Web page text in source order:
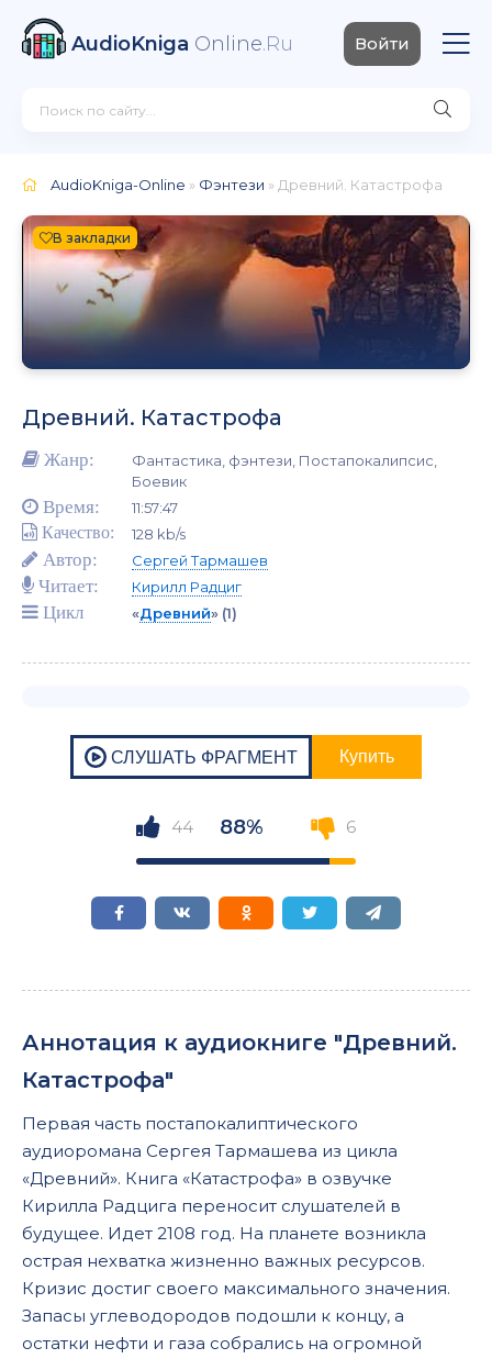
AudioKniga Online.Ru Войти
AudioKniga-Online » Фэнтези » Древний. Катастрофа
В закладки
Древний. Катастрофа
Жанр:
Фантастика, фэнтези, Постапокалипсис,
Боевик
Время: 11:57:47
Качество: 128 kb/s
Автор: Сергей Тармашев
Читает: Кирилл Радциг
Цикл «Древний» (1)
44 88% 6
Аннотация к аудиокниге "Древний.
Катастрофа"
Первая часть постапокалиптического
аудиоромана Сергея Тармашева из цикла
«Древний». Книга «Катастрофа» в озвучке
Кирилла Радцига переносит слушателей в
будущее. Идет 2108 год. На планете возникла
острая нехватка жизненно важных ресурсов.
Кризис достиг своего максимального значения.
Запасы углеводородов подошли к концу, а
остатки нефти и газа собрались на огромной